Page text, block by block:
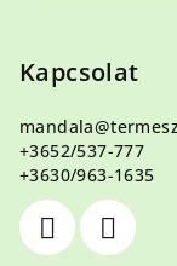
Kapcsolat
mandala@
+3652/537-777
+3630/963-1635